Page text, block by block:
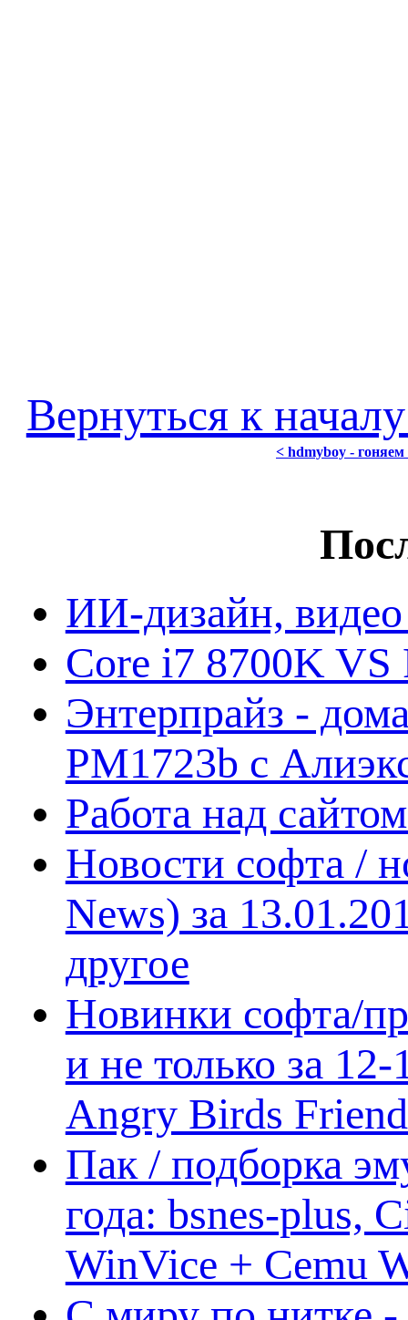
Вернуться к
< hdmyboy -
ИИ-дизайн,
Core i7 8700K VS
Энтерпрайз -
PM1723b с
Работа над
Новости софта /
News) за
другое
Новинки софта/
и не только за
Angry Birds
Пак / подборка
года: bsnes-plus,
WinVice + Cemu